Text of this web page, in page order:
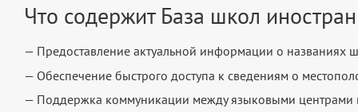
Что содержит База школ
— Предоставление актуальной информации о названиях
— Обеспечение быстрого доступа к сведениям о
— Поддержка коммуникации между языковыми центрами